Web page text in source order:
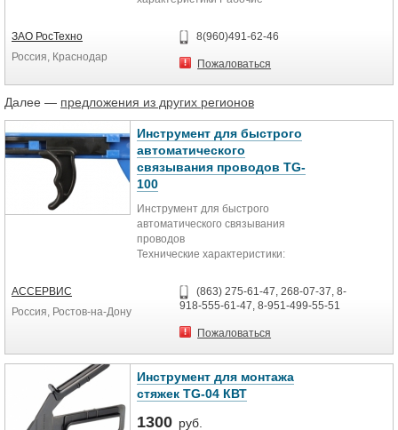
ЗАО РосТехно
Россия, Краснодар
8(960)491-62-46
Пожаловаться
Далее — предложения из других регионов
Инструмент для быстрого
автоматического
связывания проводов TG-
100
Инструмент для быстрого
автоматического связывания
проводов
Технические характеристики:
Ширина кабельной стяжки
2,4...4,8 мм
АССЕРВИС
Россия, Ростов-на-Дону
(863) 275-61-47, 268-07-37, 8-
918-555-61-47, 8-951-499-55-51
Пожаловаться
Инструмент для монтажа
стяжек TG-04 КВТ
1300 руб.